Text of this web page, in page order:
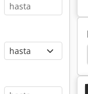
Initialhub